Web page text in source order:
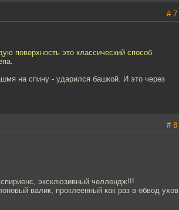
# 7
поверхность это классический способ
на спину - ударился башкой. И это через
# 8
эксклюзивный челлендж!!!
валик, проклеенный как раз в обвод ухов